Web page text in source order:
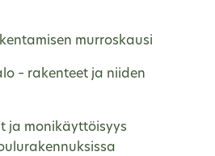
murroskausi
– rakenteet ja niiden
ja monikäyttöisyys